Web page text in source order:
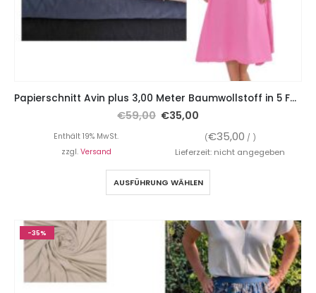
Papierschnitt Avin plus 3,00 Meter Baumwollstoff in 5 Farben
€59,00 €35,00
Enthält 19% MwSt. (€35,00 / )
zzgl. Versand Lieferzeit: nicht angegeben
AUSFÜHRUNG WÄHLEN
-35%